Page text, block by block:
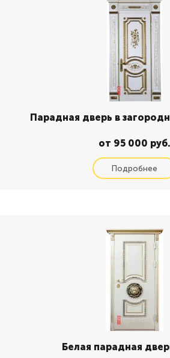
Парадная дверь в
от 95 000 руб.
Белая парадная